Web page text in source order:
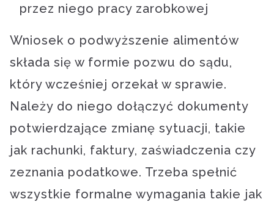
przez niego pracy zarobkowej
Wniosek o podwyższenie alimentów
składa się w formie pozwu do sądu,
który wcześniej orzekał w sprawie.
Należy do niego dołączyć dokumenty
potwierdzające zmianę sytuacji, takie
jak rachunki, faktury, zaświadczenia czy
zeznania podatkowe. Trzeba spełnić
wszystkie formalne wymagania takie jak